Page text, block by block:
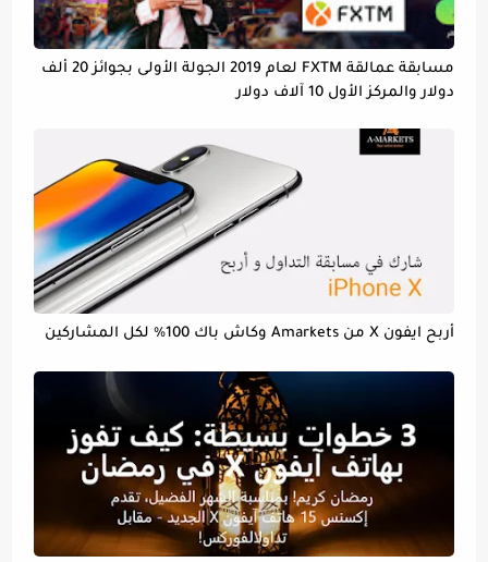
مسابقة عمالقة FXTM لعام 2019 الجولة الأولى بجوائز 20 ألف
دولار والمركز الأول 10 آلاف دولار
أربح ايفون X من Amarkets وكاش باك 100% لكل المشاركين